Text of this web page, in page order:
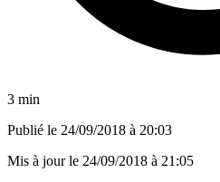
3 min
Publié le 24/09/2018 à 20:03
Mis à jour le 24/09/2018 à 21:05